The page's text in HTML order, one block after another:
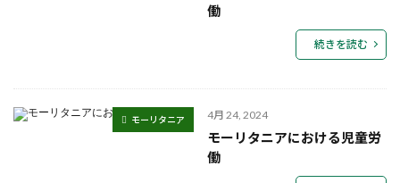
働
続きを読む
モーリタニア 4月 24, 2024
モーリタニアにおける児童労
働